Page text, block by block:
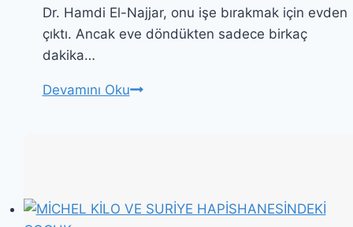
Dr. Hamdi El-Najjar, onu işe bırakmak için evden
çıktı. Ancak eve döndükten sadece birkaç
dakika…
Devamını OkuSİYONİST